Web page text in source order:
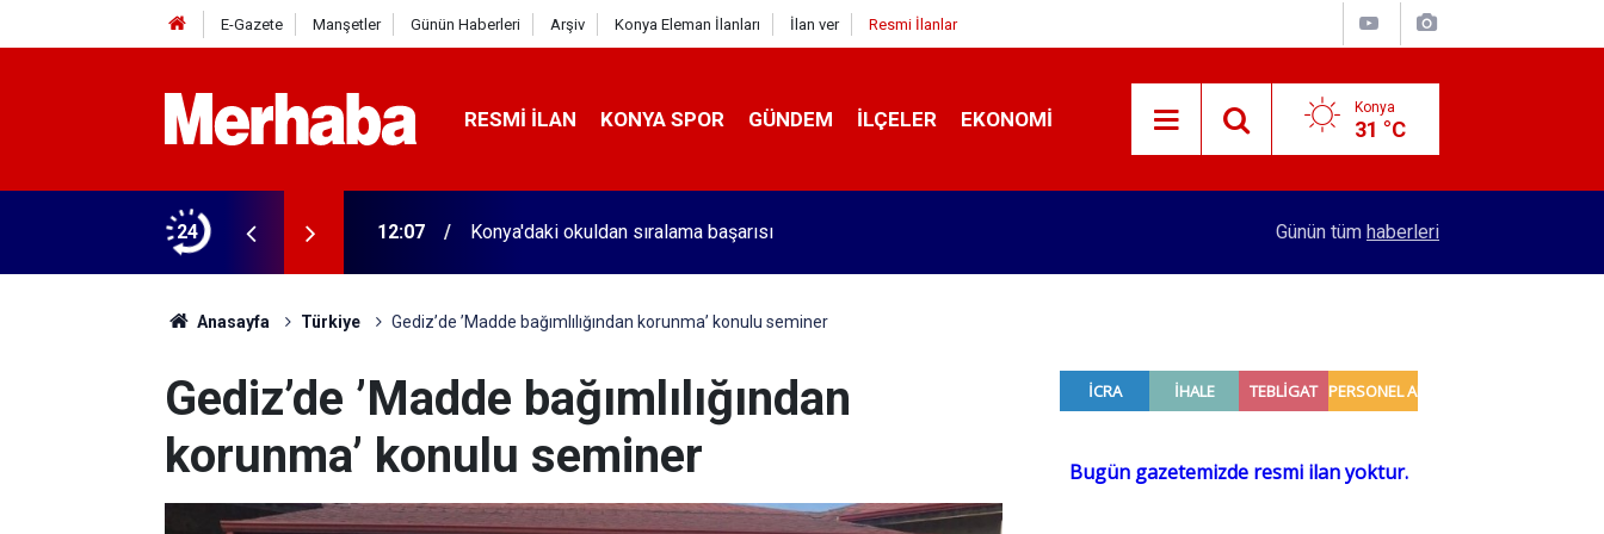
E-Gazete Manşetler Günün Haberleri Arşiv Konya Eleman İlanları İlan ver Resmi İlanlar
RESMI İLAN KONYA SPOR GÜNDEM İLÇELER EKONOMI Konya
31 °C
24 12:07 Konya'daki okuldan sıralama başarısı KTO Başkanı Öztürk’ten Mekpan Panel’e ziyaret
Günün tüm haberleri
Anasayfa Türkiye Gediz’de ’Madde bağımlılığından korunma’ konulu seminer
Gediz’de ’Madde bağımlılığından
korunma’ konulu seminer